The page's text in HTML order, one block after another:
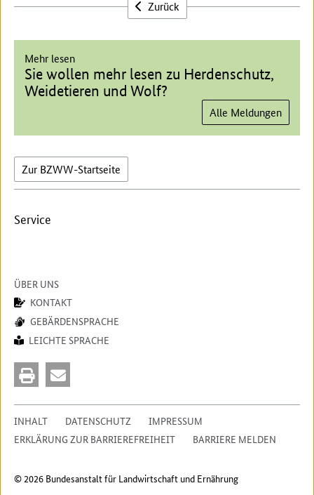
Zurück
Sie wollen mehr lesen zu Herdenschutz,
Weidetieren und Wolf?
Mehr lesen
Alle Meldungen
Zur BZWW-Startseite
Service
ÜBER UNS
KONTAKT
GEBÄRDENSPRACHE
LEICHTE SPRACHE
INHALT DATENSCHUTZ
IMPRESSUM
ERKLÄRUNG ZUR BARRIEREFREIHEIT
BARRIERE MELDEN
© 2026 Bundesanstalt für Landwirtschaft und Ernährung